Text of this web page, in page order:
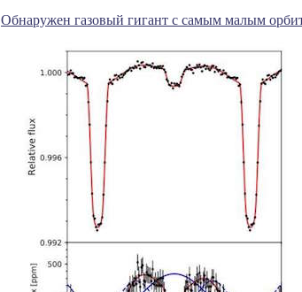
Обнаружен газовый гигант с самым малым